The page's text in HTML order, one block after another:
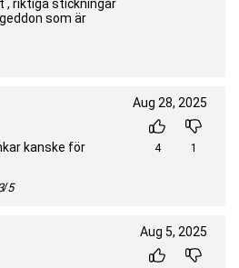
, riktiga stickningar
som är
kanske för
5
Aug 28, 2025
4 1
Aug 5, 2025